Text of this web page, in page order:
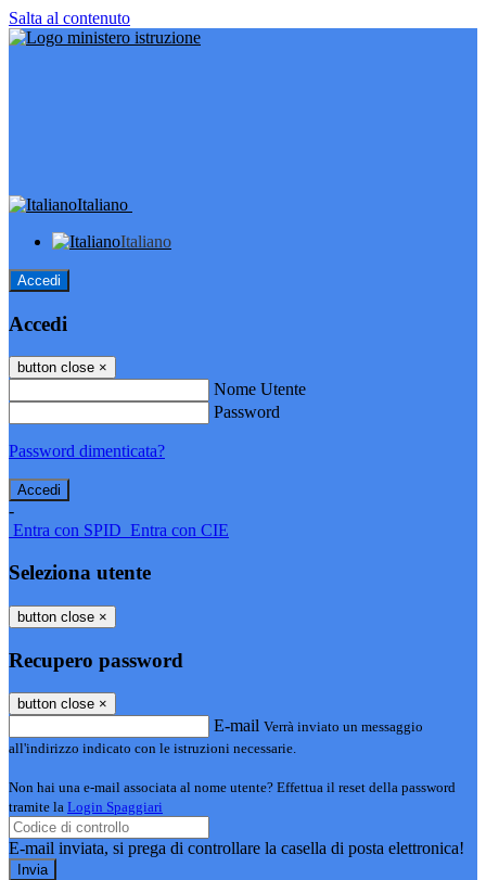
Salta al contenuto
Italiano
Italiano
Accedi
Accedi
button close ×
Nome Utente
Password
Password dimenticata?
-
Entra con SPID Entra con CIE
Seleziona utente
button close ×
Recupero password
button close ×
E-mail Verrà inviato un messaggio
all'indirizzo indicato con le istruzioni necessarie.
Non hai una e-mail associata al nome utente? Effettua il reset della password
tramite la Login Spaggiari
E-mail inviata, si prega di controllare la casella di posta elettronica!